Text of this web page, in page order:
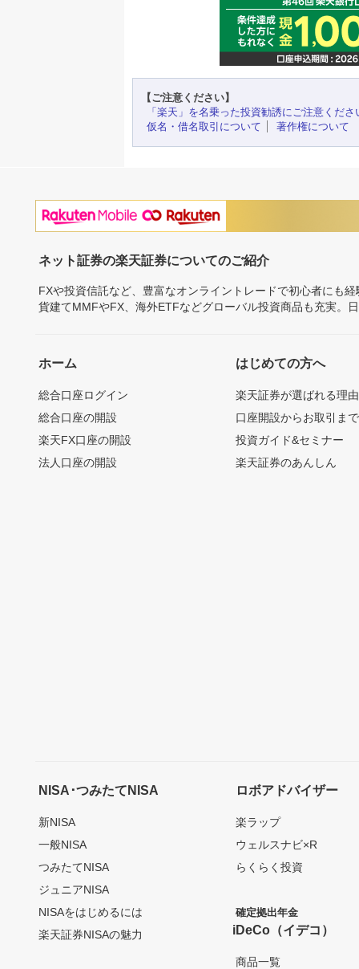
【ご注意ください】
「楽天」を名乗った投資勧誘にご注意くださ
仮名・借名取引について
著作権について
ネット証券の楽天証券についてのご紹介
FXや投資信託など、豊富なオンライントレードで初心者にも
貨建てMMFやFX、海外ETFなどグローバル投資商品も充実。
ホーム
総合口座ログイン
総合口座の開設
楽天FX口座の開設
法人口座の開設
はじめての方へ
楽天証券が選ばれる理由
口座開設からお取引ま
投資ガイド&セミナー
楽天証券のあんしん
NISA･つみたてNISA
新NISA
一般NISA
つみたてNISA
ジュニアNISA
NISAをはじめるには
楽天証券NISAの魅力
ロボアドバイザー
楽ラップ
ウェルスナビ×R
らくらく投資
確定拠出年金
iDeCo（イデコ）
商品一覧